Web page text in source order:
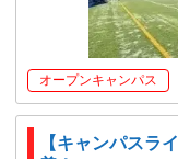
オープンキャンパス
【キャンパスラ